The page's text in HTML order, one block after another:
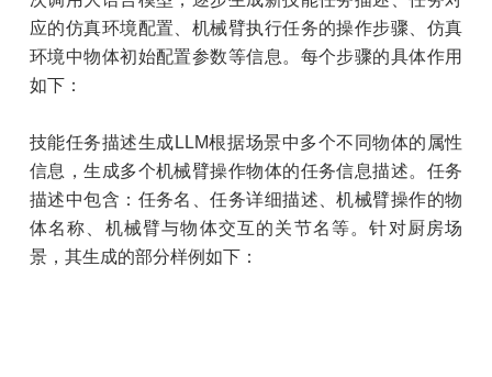
应的仿真环境配置、机械臂执行任务的操作步骤、仿真
环境中物体初始配置参数等信息。每个步骤的具体作用
如下：
技能任务描述生成LLM根据场景中多个不同物体的属性
信息，生成多个机械臂操作物体的任务信息描述。任务
描述中包含：任务名、任务详细描述、机械臂操作的物
体名称、机械臂与物体交互的关节名等。针对厨房场
景，其生成的部分样例如下：